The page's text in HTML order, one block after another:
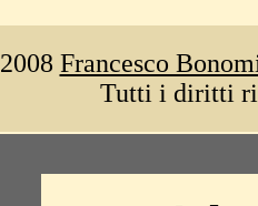
Francesco
Tutti i diritti